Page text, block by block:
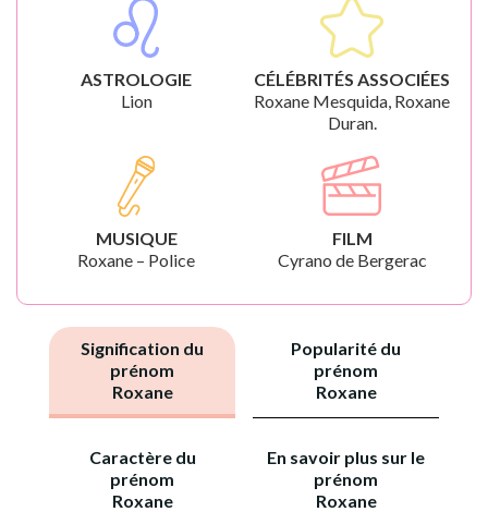
ASTROLOGIE
Lion
CÉLÉBRITÉS ASSOCIÉES
Roxane Mesquida, Roxane
Duran.
MUSIQUE
Roxane – Police
FILM
Cyrano de Bergerac
Signification du
prénom
Roxane
Popularité du
prénom
Roxane
Caractère du
prénom
Roxane
En savoir plus sur le
prénom
Roxane